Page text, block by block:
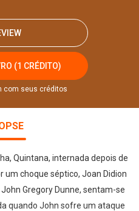
(1 CRÉDITO)
com seus créditos
Quintana, internada depois de
choque séptico, Joan Didion
Gregory Dunne, sentam-se
quando John sofre um ataque